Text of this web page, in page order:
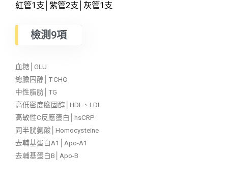
紅管1支│紫管2支│灰管1支
檢測9項
血糖│GLU
總膽固醇│T-CHO
中性脂肪│TG
高低密度膽固醇│HDL、LDL
高敏性C反應蛋白│hsCRP
同半胱氨酸│Homocysteine
去輔基蛋白A1│Apo-A1
去輔基蛋白B│Apo-B